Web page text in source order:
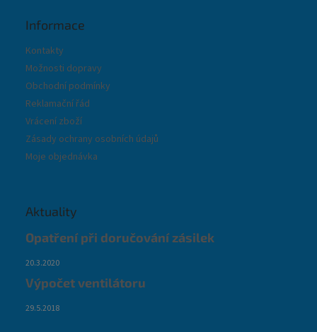
Informace
Kontakty
Možnosti dopravy
Obchodní podmínky
Reklamační řád
Vrácení zboží
Zásady ochrany osobních údajů
Moje objednávka
Aktuality
Opatření při doručování zásilek
20.3.2020
Výpočet ventilátoru
29.5.2018